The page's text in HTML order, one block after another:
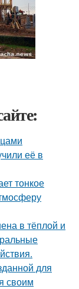
её в
тонкое
в тёплой и
для
своим